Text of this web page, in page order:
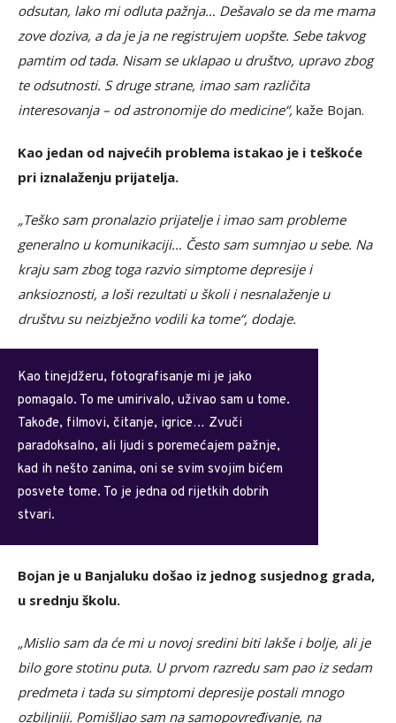
odsutan, lako mi odluta pažnja… Dešavalo se da me mama
zove doziva, a da je ja ne registrujem uopšte. Sebe takvog
pamtim od tada. Nisam se uklapao u društvo, upravo zbog
te odsutnosti. S druge strane, imao sam različita
interesovanja – od astronomije do medicine“, kaže Bojan.
Kao jedan od najvećih problema istakao je i teškoće
pri iznalaženju prijatelja.
„Teško sam pronalazio prijatelje i imao sam probleme
generalno u komunikaciji… Često sam sumnjao u sebe. Na
kraju sam zbog toga razvio simptome depresije i
anksioznosti, a loši rezultati u školi i nesnalaženje u
društvu su neizbježno vodili ka tome“, dodaje.
Kao tinejdžeru, fotografisanje mi je jako
pomagalo. To me umirivalo, uživao sam u tome.
Takođe, filmovi, čitanje, igrice… Zvuči
paradoksalno, ali ljudi s poremećajem pažnje,
kad ih nešto zanima, oni se svim svojim bićem
posvete tome. To je jedna od rijetkih dobrih
stvari.
Bojan je u Banjaluku došao iz jednog susjednog grada,
u srednju školu.
„Mislio sam da će mi u novoj sredini biti lakše i bolje, ali je
bilo gore stotinu puta. U prvom razredu sam pao iz sedam
predmeta i tada su simptomi depresije postali mnogo
ozbiljniji. Pomišljao sam na samopovređivanje, na